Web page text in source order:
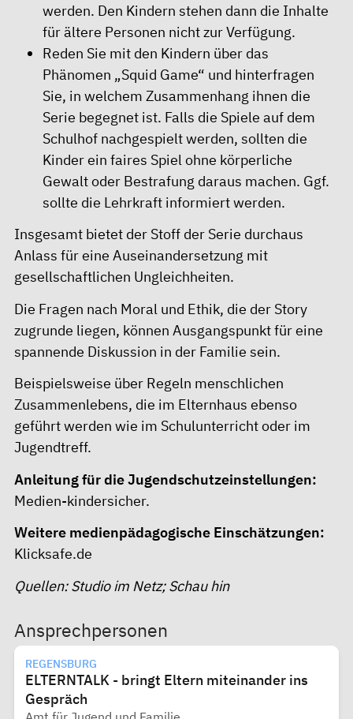
werden. Den Kindern stehen dann die Inhalte
für ältere Personen nicht zur Verfügung.
Reden Sie mit den Kindern über das
Phänomen „Squid Game“ und hinterfragen
Sie, in welchem Zusammenhang ihnen die
Serie begegnet ist. Falls die Spiele auf dem
Schulhof nachgespielt werden, sollten die
Kinder ein faires Spiel ohne körperliche
Gewalt oder Bestrafung daraus machen. Ggf.
sollte die Lehrkraft informiert werden.
Insgesamt bietet der Stoff der Serie durchaus
Anlass für eine Auseinandersetzung mit
gesellschaftlichen Ungleichheiten.
Die Fragen nach Moral und Ethik, die der Story
zugrunde liegen, können Ausgangspunkt für eine
spannende Diskussion in der Familie sein.
Beispielsweise über Regeln menschlichen
Zusammenlebens, die im Elternhaus ebenso
geführt werden wie im Schulunterricht oder im
Jugendtreff.
Anleitung für die Jugendschutzeinstellungen:
Medien-kindersicher.
Weitere medienpädagogische Einschätzungen:
Klicksafe.de
Quellen:Studio im Netz;Schau hin
Ansprechpersonen
REGENSBURG
ELTERNTALK - bringt Eltern miteinander ins
Gespräch